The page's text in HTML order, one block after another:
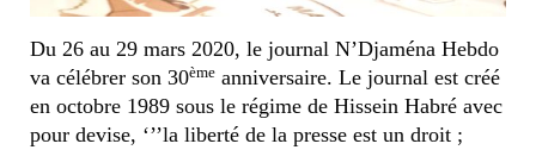
Du 26 au 29 mars 2020, le journal N’Djaména Hebdo
va célébrer son 30ème anniversaire. Le journal est créé
en octobre 1989 sous le régime de Hissein Habré avec
pour devise, ‘’’la liberté de la presse est un droit ;